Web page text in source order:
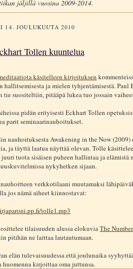
jäljillä vuosina 2009-2014.
14. JOULUKUUTA 2010
Tollen kuuntelua
käsitelleen kirjoituksen
hallitsemisesta ja mielen tyhjentämisestä.
tie suositeltiin, pitääpä lukea tuo jossain
pidän erityisesti Eckhart Tollen
parit seminaarinauhoitukset.
nauhoituksesta Awakening in the Now (2009)
ja täyttä laatua näyttää olevan. Tolle
juuri tuota sisäisen puheen hallintaa ja elämistä
nykyhetken sijaan.
verkkotilaani muutamaksi
jos nämä aiheet kiinnostavat:
tolle1.mp3
tilaisuuden alussa elokuviaThe
pitihän ne laittaa lautautumaan.
elän tulevaisuudessa että joulunaika
huomenna kirjoittaa oma juttunsa.